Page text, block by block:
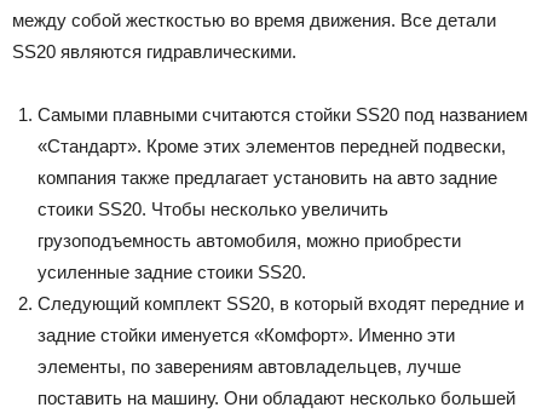
между собой жесткостью во время движения. Все детали
SS20 являются гидравлическими.
Самыми плавными считаются стойки SS20 под названием
«Стандарт». Кроме этих элементов передней подвески,
компания также предлагает установить на авто задние
стоики SS20. Чтобы несколько увеличить
грузоподъемность автомобиля, можно приобрести
усиленные задние стоики SS20.
Следующий комплект SS20, в который входят передние и
задние стойки именуется «Комфорт». Именно эти
элементы, по заверениям автовладельцев, лучше
поставить на машину. Они обладают несколько большей